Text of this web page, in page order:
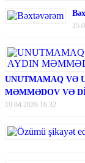
UNUTMAMAQ VƏ
MƏMMƏDOV VƏ
19.04.2026 16:32